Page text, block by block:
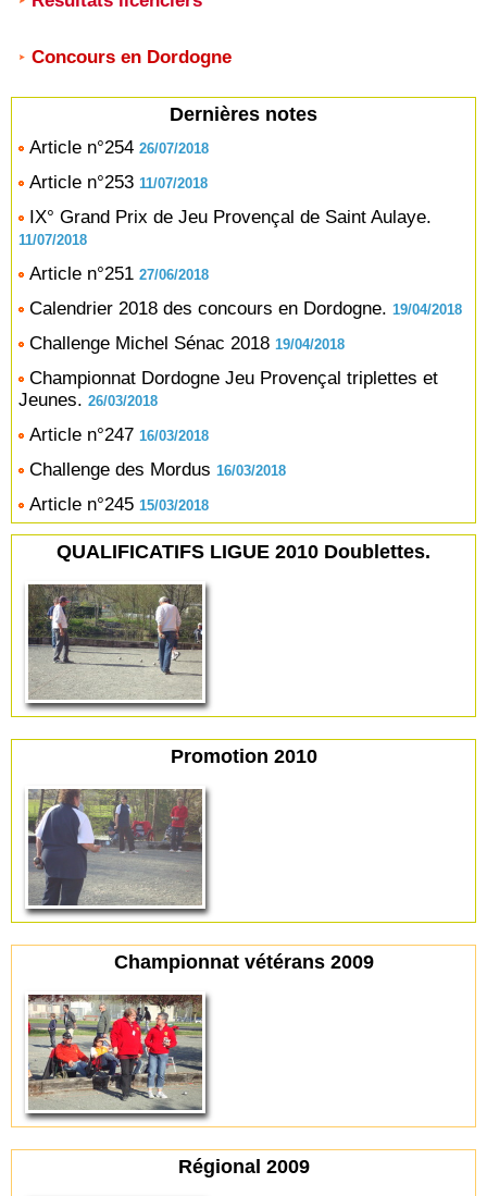
Concours en Dordogne
Dernières notes
Article n°254 26/07/2018
Article n°253 11/07/2018
IX° Grand Prix de Jeu Provençal de Saint Aulaye.
11/07/2018
Article n°251 27/06/2018
Calendrier 2018 des concours en Dordogne. 19/04/2018
Challenge Michel Sénac 2018 19/04/2018
Championnat Dordogne Jeu Provençal triplettes et
Jeunes. 26/03/2018
Article n°247 16/03/2018
Challenge des Mordus 16/03/2018
Article n°245 15/03/2018
QUALIFICATIFS LIGUE 2010 Doublettes.
Promotion 2010
Championnat vétérans 2009
Régional 2009